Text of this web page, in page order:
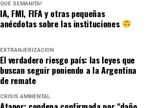
QUÉ SEMANITA!
IA, FMI, FIFA y otras pequeñas
anécdotas sobre las instituciones
EXTRANJERIZACIÓN
El verdadero riesgo país: las leyes que
buscan seguir poniendo a la Argentina
de remate
CRISIS AMBIENTAL